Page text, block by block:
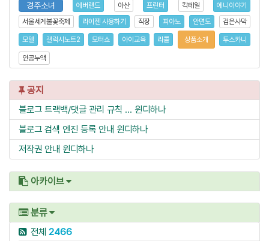
경주소녀 에버랜드 아산 프린터 칵테일
에니이야기
서울세계불꽃축제
라이젠 사용하기 직장 피아노 안면도 검은사막
모델 갤럭시노트2 모터쇼 아이교육 리콜 상품소개 투스카니
인공누액
공지
블로그 트랙백/댓글 관리 규칙 ... 윈디하나
블로그 검색 엔진 등록 안내 윈디하나
저작권 안내 윈디하나
아카이브
분류
전체 2466